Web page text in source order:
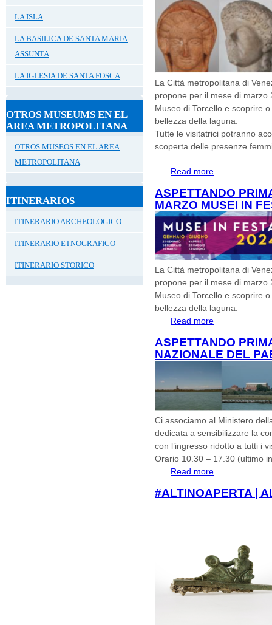
LA ISLA
LA BASILICA DE SANTA MARIA
ASSUNTA
LA IGLESIA DE SANTA FOSCA
OTROS MUSEUMS EN EL
AREA METROPOLITANA
OTROS MUSEOS EN EL AREA
METROPOLITANA
ITINERARIOS
ITINERARIO ARCHEOLOGICO
ITINERARIO ETNOGRAFICO
ITINERARIO STORICO
La Città metropolitana di
propone per il mese di marzo
Museo di Torcello e scoprire
bellezza della laguna.
Tutte le visitatrici potranno
scoperta delle presenze
Read more
ASPETTANDO
MARZO MUSEI IN
La Città metropolitana di
propone per il mese di marzo
Museo di Torcello e scoprire
bellezza della laguna.
Read more
ASPETTANDO
NAZIONALE DEL
Ci associamo al Ministero
dedicata a sensibilizzare la
con l’ingresso ridotto a tutti i
Orario 10.30 – 17.30 (ultimo
Read more
#ALTINOAPERTA |